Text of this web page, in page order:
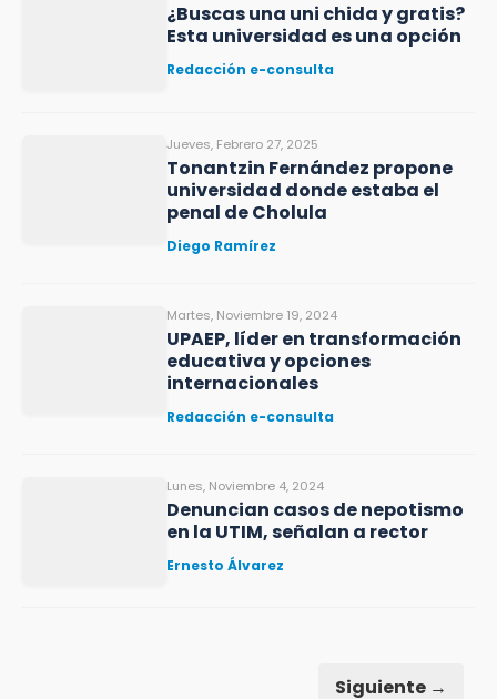
¿Buscas una uni chida y gratis?
Esta universidad es una opción
Redacción e-consulta
Jueves, Febrero 27, 2025
Tonantzin Fernández propone
universidad donde estaba el
penal de Cholula
Diego Ramírez
Martes, Noviembre 19, 2024
UPAEP, líder en transformación
educativa y opciones
internacionales
Redacción e-consulta
Lunes, Noviembre 4, 2024
Denuncian casos de nepotismo
en la UTIM, señalan a rector
Ernesto Álvarez
Siguiente →